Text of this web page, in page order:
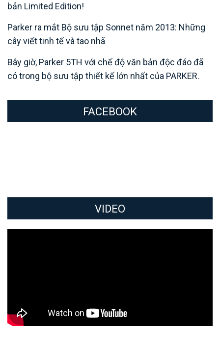
bản Limited Edition!
Parker ra mắt Bộ sưu tập Sonnet năm 2013: Những
cây viết tinh tế và tao nhã
Bây giờ, Parker 5TH với chế độ văn bản độc đáo đã
có trong bộ sưu tập thiết kế lớn nhất của PARKER.
FACEBOOK
VIDEO